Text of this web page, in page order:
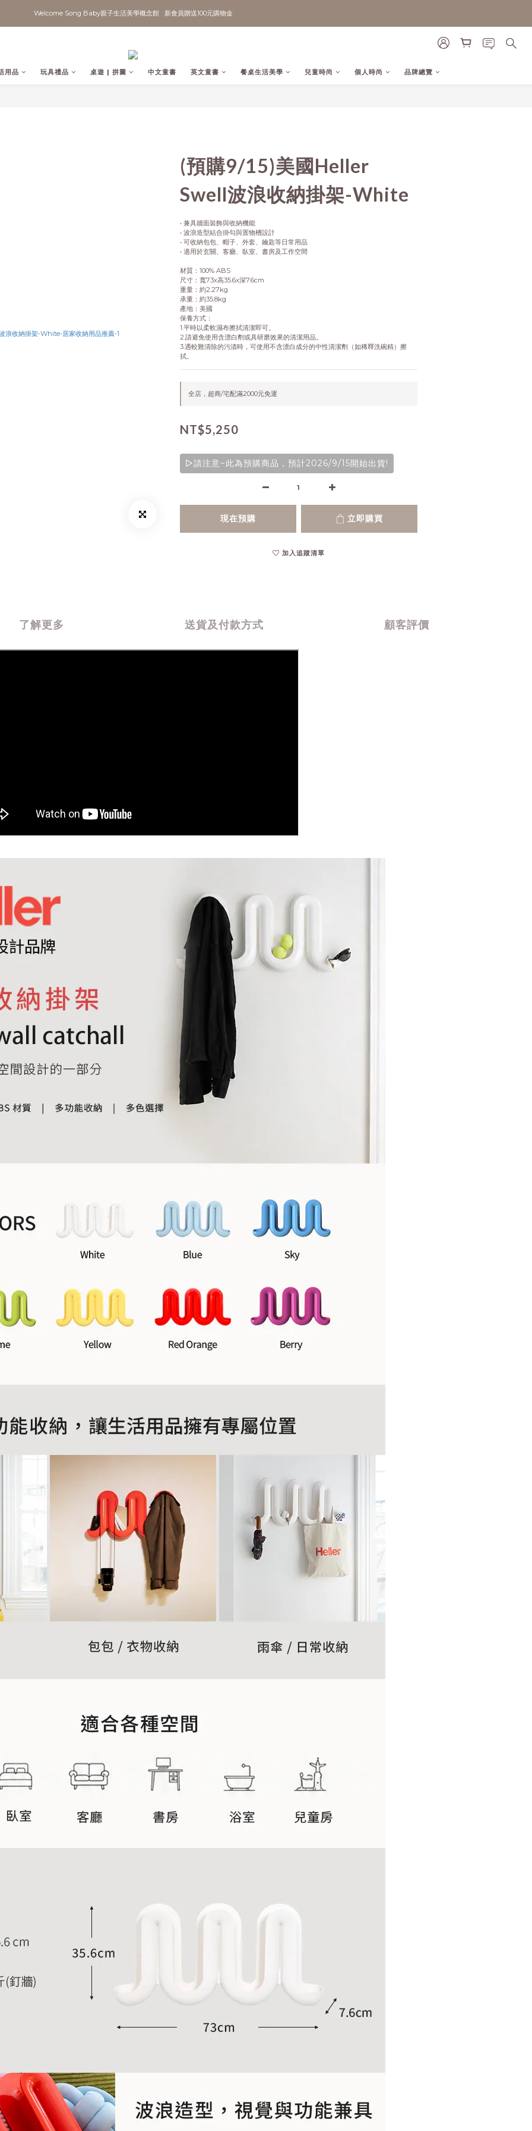
Welcome Song Baby親子生活美學概念館   新會員贈送100元購物金
用品 玩具禮品 桌遊 | 拼圖 中文童書 英文童書 餐桌生活美學 兒童時尚 個人時尚 品牌總覽
(預購9/15)美國Heller
Swell波浪收納掛架-White
• 兼具牆面裝飾與收納機能
• 波浪造型結合掛勾與置物槽設計
• 可收納包包、帽子、外套、鑰匙等日常用品
• 適用於玄關、客廳、臥室、書房及工作空間
材質：100% ABS
尺寸：寬73x高35.6x深7.6cm
重量：約2.27kg
承重：約35.8kg
產地：美國
保養方式：
1.平時以柔軟濕布擦拭清潔即可。
2.請避免使用含漂白劑或具研磨效果的清潔用品。
3.遇較難清除的污漬時，可使用不含漂白成分的中性清潔劑（如稀釋洗碗精）擦
拭。
全店，超商/宅配滿2000元免運
NT$5,250
▷請注意~此為預購商品，預計2026/9/15開始出貨!
現在預購 立即購買
加入追蹤清單
了解更多 送貨及付款方式 顧客評價